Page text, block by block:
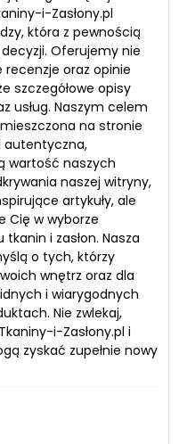
i-Zasłony.pl
która z pewnością
Oferujemy nie
oraz opinie
szczegółowe opisy
usług. Naszym celem
na stronie
autentyczna,
wartość naszych
naszej witryny,
artykuły, ale
Cię w wyborze
i zasłon. Nasza
o tych, którzy
wnętrz oraz dla
i wiarygodnych
Nie zwlekaj,
i-Zasłony.pl i
zyskać zupełnie nowy